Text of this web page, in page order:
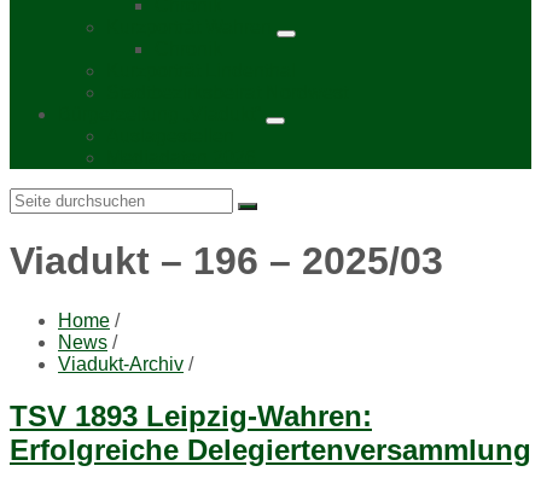
Search:
Viadukt – 196 – 2025/03
Home /
News /
Viadukt-Archiv /
TSV 1893 Leipzig-Wahren:
Erfolgreiche Delegiertenversammlung